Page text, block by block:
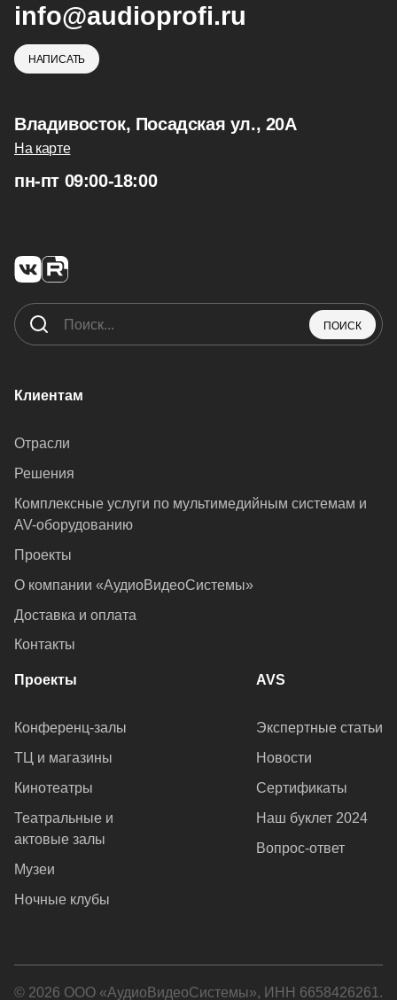
info@audioprofi.ru
НАПИСАТЬ
Владивосток, Посадская ул., 20А
На карте
пн-пт 09:00-18:00
ПОИСК
Клиентам
Отрасли
Решения
Комплексные услуги по мультимедийным системам и
AV-оборудованию
Проекты
О компании «АудиоВидеоСистемы»
Доставка и оплата
Контакты
Проекты
Конференц-залы
ТЦ и магазины
Кинотеатры
Театральные и
актовые залы
Музеи
Ночные клубы
AVS
Экспертные статьи
Новости
Сертификаты
Наш буклет 2024
Вопрос-ответ
© 2026 ООО «АудиоВидеоСистемы», ИНН 6658426261.